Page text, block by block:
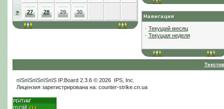
» 27 28 29 30
Навигация
· Текущий месяц
· Текущая неделя
пїЅпїЅпїЅпїЅпїЅ IP.Board2.3.6 © 2026 IPS, Inc
Лицензия зарегистрирована на: counter-strike.cn.ua